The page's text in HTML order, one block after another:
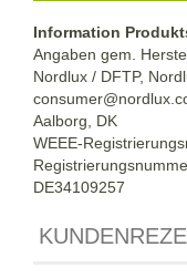
Information
Angaben gem.
Nordlux / DFTP,
Aalborg, DK
WEEE-
DE34109257